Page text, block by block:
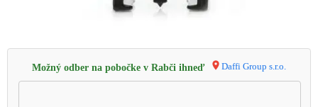
Možný odber na pobočke v Rabči ihneď Daffi Group s.r.o.